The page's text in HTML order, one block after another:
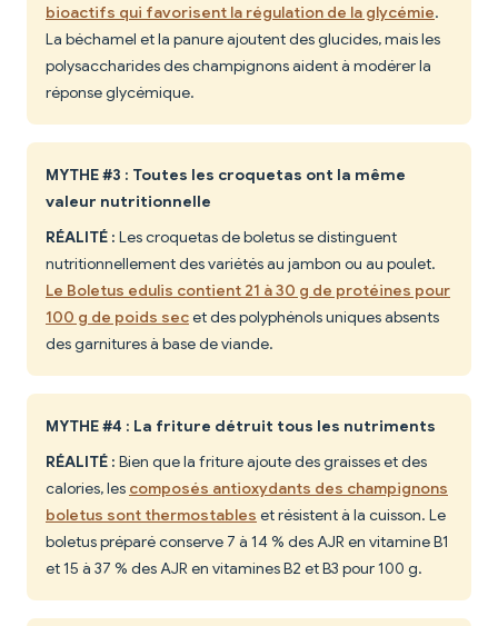
bioactifs qui favorisent la régulation de la glycémie.
La béchamel et la panure ajoutent des glucides, mais les
polysaccharides des champignons aident à modérer la
réponse glycémique.
MYTHE #3 : Toutes les croquetas ont la même
valeur nutritionnelle
RÉALITÉ : Les croquetas de boletus se distinguent
nutritionnellement des variétés au jambon ou au poulet.
Le Boletus edulis contient 21 à 30 g de protéines pour
100 g de poids secet des polyphénols uniques absents
des garnitures à base de viande.
MYTHE #4 : La friture détruit tous les nutriments
RÉALITÉ : Bien que la friture ajoute des graisses et des
calories, les composés antioxydants des champignons
boletus sont thermostables et résistent à la cuisson. Le
boletus préparé conserve 7 à 14 % des AJR en vitamine B1
et 15 à 37 % des AJR en vitamines B2 et B3 pour 100 g.